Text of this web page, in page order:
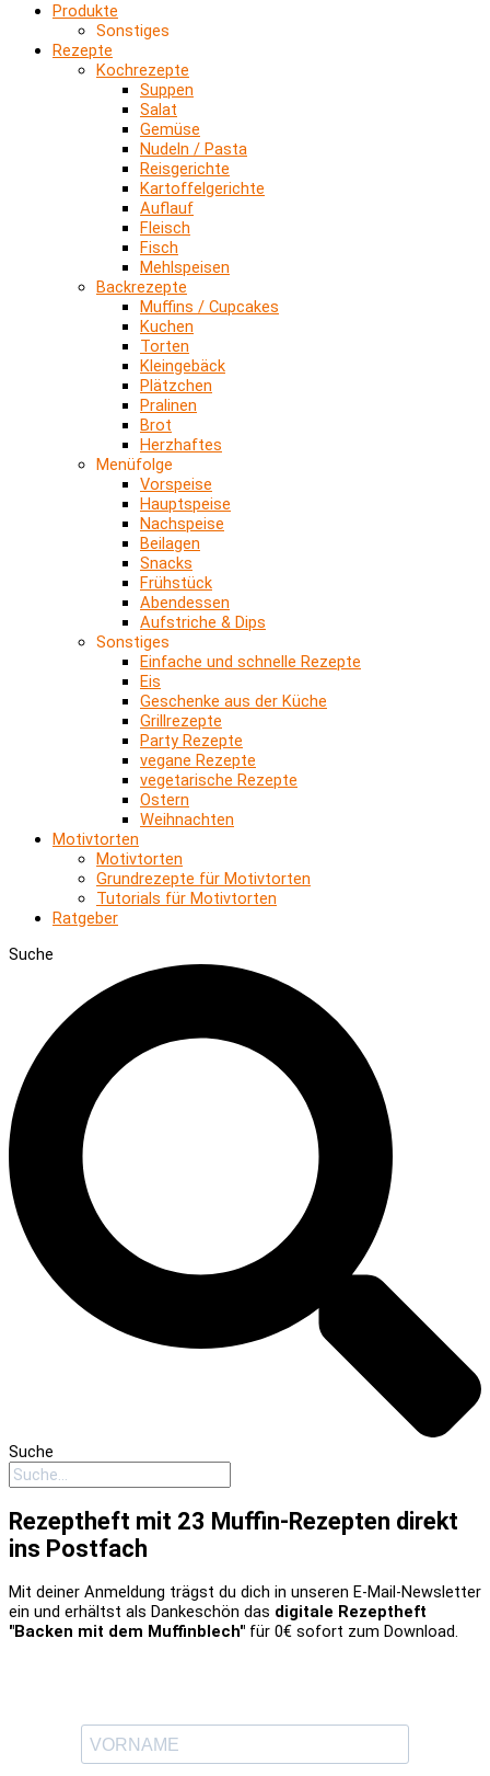
Produkte
Sonstiges
Rezepte
Kochrezepte
Suppen
Salat
Gemüse
Nudeln / Pasta
Reisgerichte
Kartoffelgerichte
Auflauf
Fleisch
Fisch
Mehlspeisen
Backrezepte
Muffins / Cupcakes
Kuchen
Torten
Kleingebäck
Plätzchen
Pralinen
Brot
Herzhaftes
Menüfolge
Vorspeise
Hauptspeise
Nachspeise
Beilagen
Snacks
Frühstück
Abendessen
Aufstriche & Dips
Sonstiges
Einfache und schnelle Rezepte
Eis
Geschenke aus der Küche
Grillrezepte
Party Rezepte
vegane Rezepte
vegetarische Rezepte
Ostern
Weihnachten
Motivtorten
Motivtorten
Grundrezepte für Motivtorten
Tutorials für Motivtorten
Ratgeber
Suche
Suche
Rezeptheft mit 23 Muffin-Rezepten direkt
ins Postfach
Mit deiner Anmeldung trägst du dich in unseren E-Mail-Newsletter
ein und erhältst als Dankeschön das digitale Rezeptheft
"Backen mit dem Muffinblech" für 0€ sofort zum Download.